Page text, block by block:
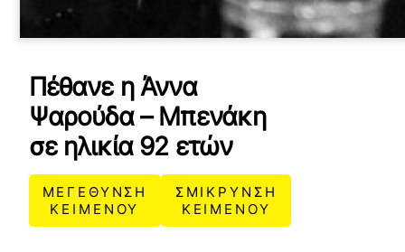
Πέθανε η Άννα
Ψαρούδα – Μπενάκη
σε ηλικία 92 ετών
ΜΕΓΕΘΥΝΣΗ
ΚΕΙΜΕΝΟΥ
ΣΜΙΚΡΥΝΣΗ
ΚΕΙΜΕΝΟΥ